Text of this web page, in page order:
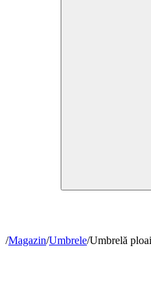
/Magazin/Umbrele/Umbrelă